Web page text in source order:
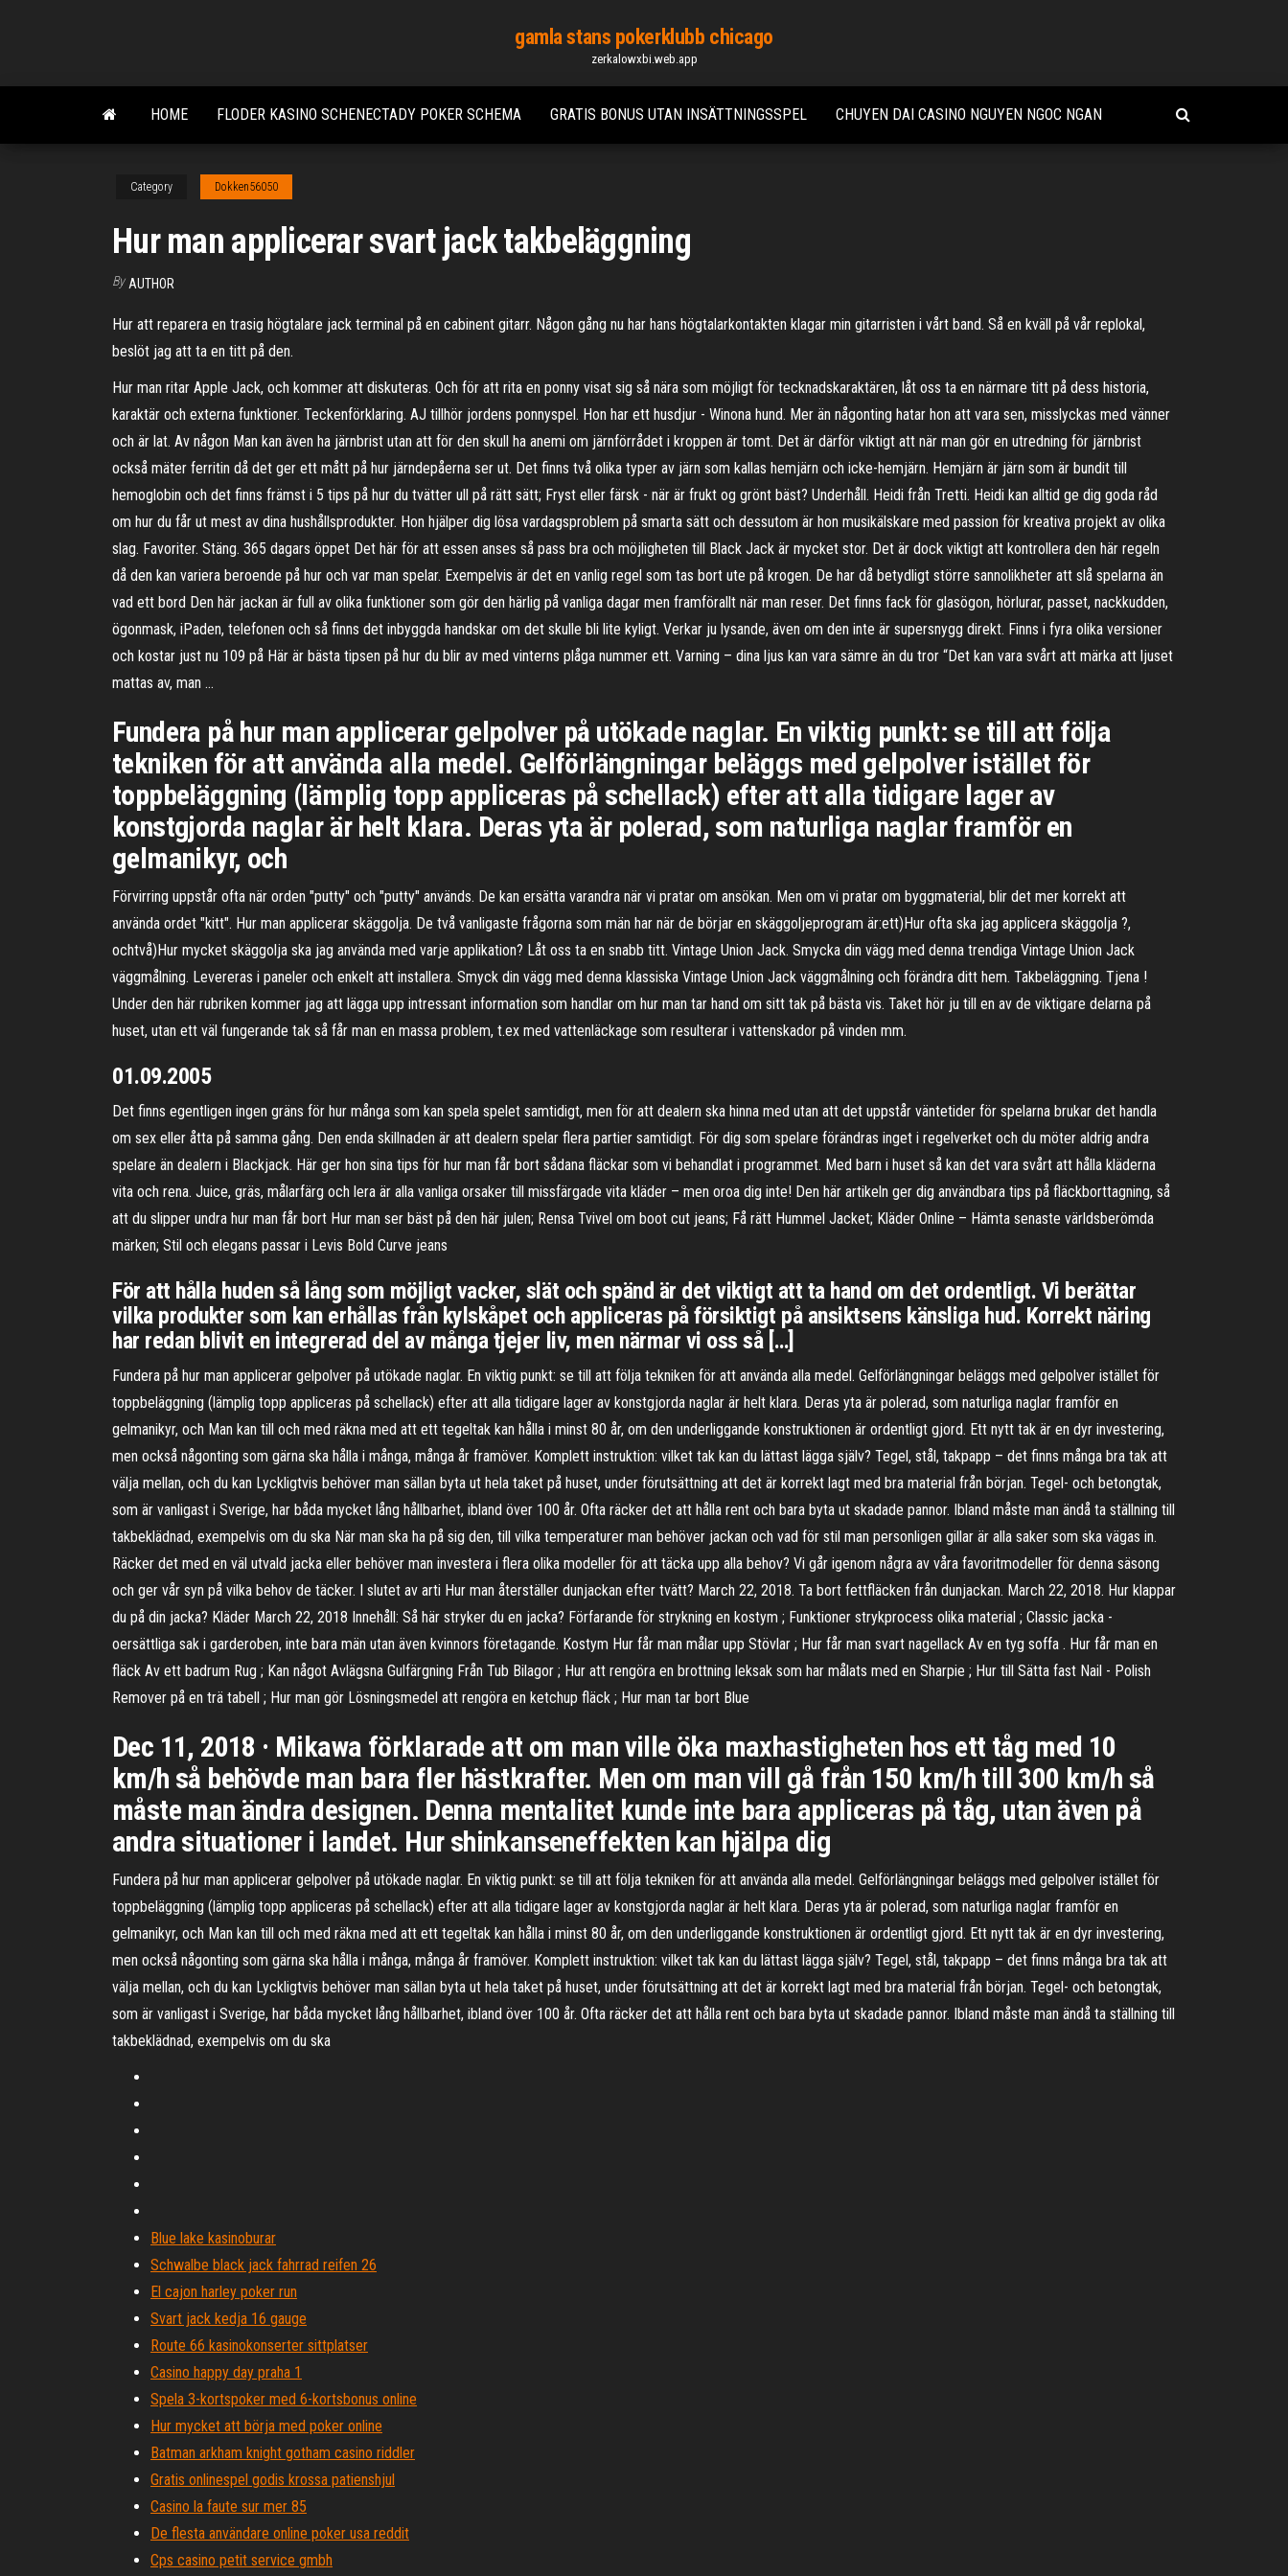
content
gamla stans pokerklubb chicago
zerkalowxbi.web.app
HOME FLODER KASINO SCHENECTADY POKER SCHEMA GRATIS BONUS UTAN INSÄTTNINGSSPEL CHUYEN DAI CASINO NGUYEN NGOC NGAN
Category Dokken56050
Hur man applicerar svart jack takbeläggning
By AUTHOR
Hur att reparera en trasig högtalare jack terminal på en cabinent gitarr. Någon gång nu har hans högtalarkontakten klagar min gitarristen i vårt band. Så en kväll på vår replokal,
beslöt jag att ta en titt på den.
Hur man ritar Apple Jack, och kommer att diskuteras. Och för att rita en ponny visat sig så nära som möjligt för tecknadskaraktären, låt oss ta en närmare titt på dess historia,
karaktär och externa funktioner. Teckenförklaring. AJ tillhör jordens ponnyspel. Hon har ett husdjur - Winona hund. Mer än någonting hatar hon att vara sen, misslyckas med vänner
och är lat. Av någon Man kan även ha järnbrist utan att för den skull ha anemi om järnförrådet i kroppen är tomt. Det är därför viktigt att när man gör en utredning för järnbrist
också mäter ferritin då det ger ett mått på hur järndepåerna ser ut. Det finns två olika typer av järn som kallas hemjärn och icke-hemjärn. Hemjärn är järn som är bundit till
hemoglobin och det finns främst i 5 tips på hur du tvätter ull på rätt sätt; Fryst eller färsk - när är frukt og grönt bäst? Underhåll. Heidi från Tretti. Heidi kan alltid ge dig goda råd
om hur du får ut mest av dina hushållsprodukter. Hon hjälper dig lösa vardagsproblem på smarta sätt och dessutom är hon musikälskare med passion för kreativa projekt av olika
slag. Favoriter. Stäng. 365 dagars öppet Det här för att essen anses så pass bra och möjligheten till Black Jack är mycket stor. Det är dock viktigt att kontrollera den här regeln
då den kan variera beroende på hur och var man spelar. Exempelvis är det en vanlig regel som tas bort ute på krogen. De har då betydligt större sannolikheter att slå spelarna än
vad ett bord Den här jackan är full av olika funktioner som gör den härlig på vanliga dagar men framförallt när man reser. Det finns fack för glasögon, hörlurar, passet, nackkudden,
ögonmask, iPaden, telefonen och så finns det inbyggda handskar om det skulle bli lite kyligt. Verkar ju lysande, även om den inte är supersnygg direkt. Finns i fyra olika versioner
och kostar just nu 109 på Här är bästa tipsen på hur du blir av med vinterns plåga nummer ett. Varning – dina ljus kan vara sämre än du tror “Det kan vara svårt att märka att ljuset
mattas av, man …
Fundera på hur man applicerar gelpolver på utökade naglar. En viktig punkt: se till att följa
tekniken för att använda alla medel. Gelförlängningar beläggs med gelpolver istället för
toppbeläggning (lämplig topp appliceras på schellack) efter att alla tidigare lager av
konstgjorda naglar är helt klara. Deras yta är polerad, som naturliga naglar framför en
gelmanikyr, och
Förvirring uppstår ofta när orden "putty" och "putty" används. De kan ersätta varandra när vi pratar om ansökan. Men om vi pratar om byggmaterial, blir det mer korrekt att
använda ordet "kitt". Hur man applicerar skäggolja. De två vanligaste frågorna som män har när de börjar en skäggoljeprogram är:ett)Hur ofta ska jag applicera skäggolja ?,
ochtvå)Hur mycket skäggolja ska jag använda med varje applikation? Låt oss ta en snabb titt. Vintage Union Jack. Smycka din vägg med denna trendiga Vintage Union Jack
väggmålning. Levereras i paneler och enkelt att installera. Smyck din vägg med denna klassiska Vintage Union Jack väggmålning och förändra ditt hem. Takbeläggning. Tjena !
Under den här rubriken kommer jag att lägga upp intressant information som handlar om hur man tar hand om sitt tak på bästa vis. Taket hör ju till en av de viktigare delarna på
huset, utan ett väl fungerande tak så får man en massa problem, t.ex med vattenläckage som resulterar i vattenskador på vinden mm.
01.09.2005
Det finns egentligen ingen gräns för hur många som kan spela spelet samtidigt, men för att dealern ska hinna med utan att det uppstår väntetider för spelarna brukar det handla
om sex eller åtta på samma gång. Den enda skillnaden är att dealern spelar flera partier samtidigt. För dig som spelare förändras inget i regelverket och du möter aldrig andra
spelare än dealern i Blackjack. Här ger hon sina tips för hur man får bort sådana fläckar som vi behandlat i programmet. Med barn i huset så kan det vara svårt att hålla kläderna
vita och rena. Juice, gräs, målarfärg och lera är alla vanliga orsaker till missfärgade vita kläder – men oroa dig inte! Den här artikeln ger dig användbara tips på fläckborttagning, så
att du slipper undra hur man får bort Hur man ser bäst på den här julen; Rensa Tvivel om boot cut jeans; Få rätt Hummel Jacket; Kläder Online – Hämta senaste världsberömda
märken; Stil och elegans passar i Levis Bold Curve jeans
För att hålla huden så lång som möjligt vacker, slät och spänd är det viktigt att ta hand om det ordentligt. Vi berättar
vilka produkter som kan erhållas från kylskåpet och appliceras på försiktigt på ansiktsens känsliga hud. Korrekt näring
har redan blivit en integrerad del av många tjejer liv, men närmar vi oss så […]
Fundera på hur man applicerar gelpolver på utökade naglar. En viktig punkt: se till att följa tekniken för att använda alla medel. Gelförlängningar beläggs med gelpolver istället för
toppbeläggning (lämplig topp appliceras på schellack) efter att alla tidigare lager av konstgjorda naglar är helt klara. Deras yta är polerad, som naturliga naglar framför en
gelmanikyr, och Man kan till och med räkna med att ett tegeltak kan hålla i minst 80 år, om den underliggande konstruktionen är ordentligt gjord. Ett nytt tak är en dyr investering,
men också någonting som gärna ska hålla i många, många år framöver. Komplett instruktion: vilket tak kan du lättast lägga själv? Tegel, stål, takpapp – det finns många bra tak att
välja mellan, och du kan Lyckligtvis behöver man sällan byta ut hela taket på huset, under förutsättning att det är korrekt lagt med bra material från början. Tegel- och betongtak,
som är vanligast i Sverige, har båda mycket lång hållbarhet, ibland över 100 år. Ofta räcker det att hålla rent och bara byta ut skadade pannor. Ibland måste man ändå ta ställning till
takbeklädnad, exempelvis om du ska När man ska ha på sig den, till vilka temperaturer man behöver jackan och vad för stil man personligen gillar är alla saker som ska vägas in.
Räcker det med en väl utvald jacka eller behöver man investera i flera olika modeller för att täcka upp alla behov? Vi går igenom några av våra favoritmodeller för denna säsong
och ger vår syn på vilka behov de täcker. I slutet av arti Hur man återställer dunjackan efter tvätt? March 22, 2018. Ta bort fettfläcken från dunjackan. March 22, 2018. Hur klappar
du på din jacka? Kläder March 22, 2018 Innehåll: Så här stryker du en jacka? Förfarande för strykning en kostym ; Funktioner strykprocess olika material ; Classic jacka -
oersättliga sak i garderoben, inte bara män utan även kvinnors företagande. Kostym Hur får man målar upp Stövlar ; Hur får man svart nagellack Av en tyg soffa . Hur får man en
fläck Av ett badrum Rug ; Kan något Avlägsna Gulfärgning Från Tub Bilagor ; Hur att rengöra en brottning leksak som har målats med en Sharpie ; Hur till Sätta fast Nail - Polish
Remover på en trä tabell ; Hur man gör Lösningsmedel att rengöra en ketchup fläck ; Hur man tar bort Blue
Dec 11, 2018 · Mikawa förklarade att om man ville öka maxhastigheten hos ett tåg med 10
km/h så behövde man bara fler hästkrafter. Men om man vill gå från 150 km/h till 300 km/h så
måste man ändra designen. Denna mentalitet kunde inte bara appliceras på tåg, utan även på
andra situationer i landet. Hur shinkanseneffekten kan hjälpa dig
Fundera på hur man applicerar gelpolver på utökade naglar. En viktig punkt: se till att följa tekniken för att använda alla medel. Gelförlängningar beläggs med gelpolver istället för
toppbeläggning (lämplig topp appliceras på schellack) efter att alla tidigare lager av konstgjorda naglar är helt klara. Deras yta är polerad, som naturliga naglar framför en
gelmanikyr, och Man kan till och med räkna med att ett tegeltak kan hålla i minst 80 år, om den underliggande konstruktionen är ordentligt gjord. Ett nytt tak är en dyr investering,
men också någonting som gärna ska hålla i många, många år framöver. Komplett instruktion: vilket tak kan du lättast lägga själv? Tegel, stål, takpapp – det finns många bra tak att
välja mellan, och du kan Lyckligtvis behöver man sällan byta ut hela taket på huset, under förutsättning att det är korrekt lagt med bra material från början. Tegel- och betongtak,
som är vanligast i Sverige, har båda mycket lång hållbarhet, ibland över 100 år. Ofta räcker det att hålla rent och bara byta ut skadade pannor. Ibland måste man ändå ta ställning till
takbeklädnad, exempelvis om du ska
Blue lake kasinoburar
Schwalbe black jack fahrrad reifen 26
El cajon harley poker run
Svart jack kedja 16 gauge
Route 66 kasinokonserter sittplatser
Casino happy day praha 1
Spela 3-kortspoker med 6-kortsbonus online
Hur mycket att börja med poker online
Batman arkham knight gotham casino riddler
Gratis onlinespel godis krossa patienshjul
Casino la faute sur mer 85
De flesta användare online poker usa reddit
Cps casino petit service gmbh